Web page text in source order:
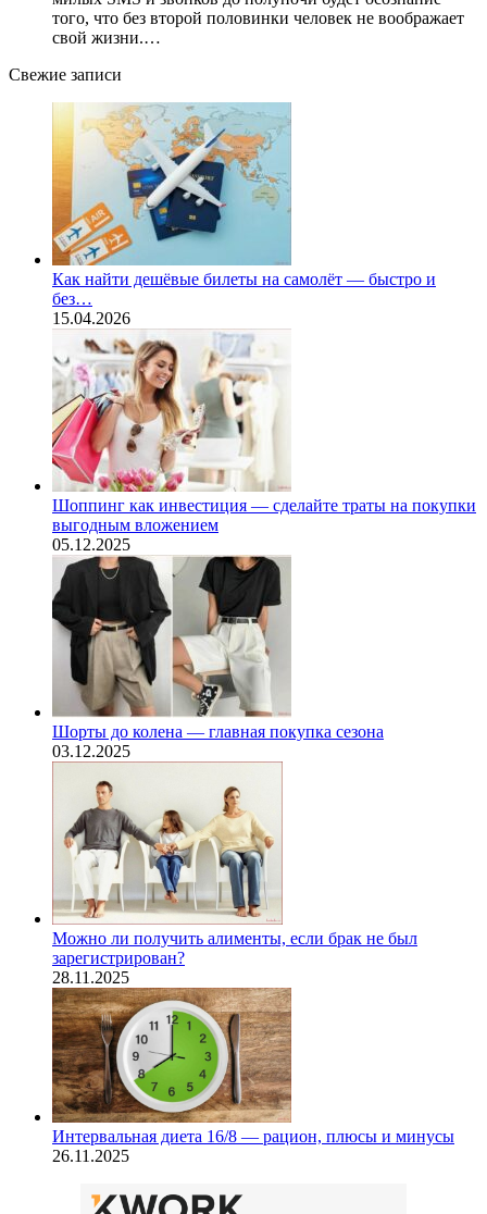
того, что без второй половинки человек не воображает
свой жизни.…
Свежие записи
Как найти дешёвые билеты на самолёт — быстро и
без…
15.04.2026
Шоппинг как инвестиция — сделайте траты на покупки
выгодным вложением
05.12.2025
Шорты до колена — главная покупка сезона
03.12.2025
Можно ли получить алименты, если брак не был
зарегистрирован?
28.11.2025
Интервальная диета 16/8 — рацион, плюсы и минусы
26.11.2025